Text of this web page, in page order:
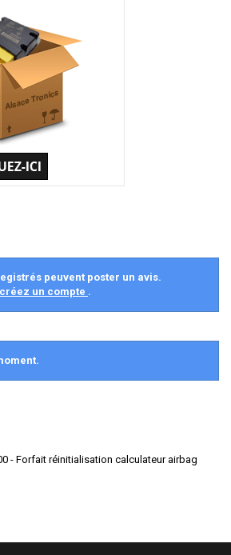
peuvent poster un avis.
un compte .
- Forfait réinitialisation calculateur airbag